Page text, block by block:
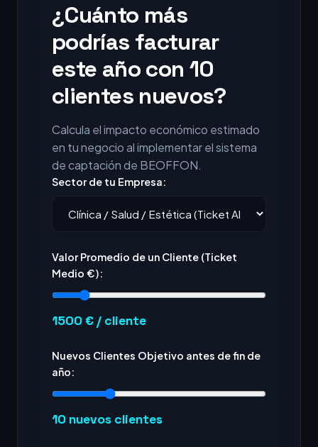
¿Cuánto más
podrías facturar
este año con 10
clientes nuevos?
Calcula el impacto económico estimado
en tu negocio al implementar el sistema
de captación de BEOFFON.
Sector de tu Empresa:
Valor Promedio de un Cliente (Ticket
Medio €):
1500 € / cliente
Nuevos Clientes Objetivo antes de fin de
año:
10 nuevos clientes